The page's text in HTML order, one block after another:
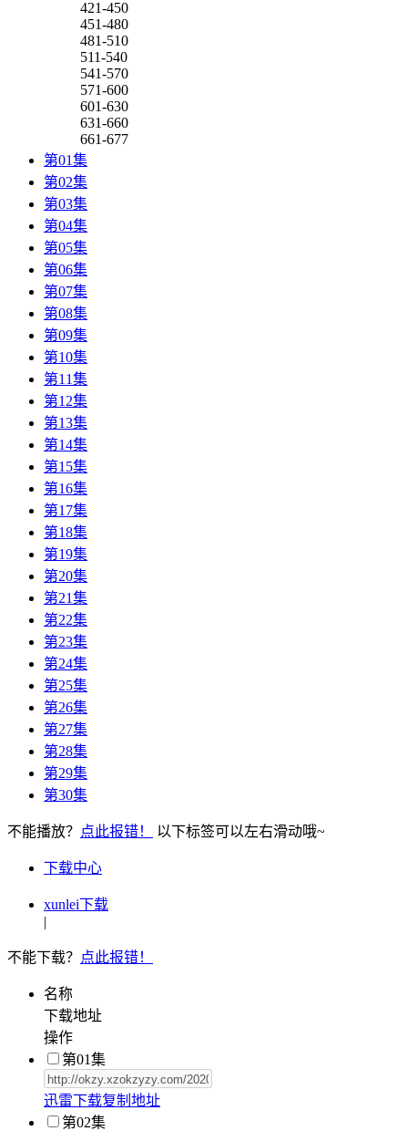
421-450
451-480
481-510
511-540
541-570
571-600
601-630
631-660
661-677
第01集
第02集
第03集
第04集
第05集
第06集
第07集
第08集
第09集
第10集
第11集
第12集
第13集
第14集
第15集
第16集
第17集
第18集
第19集
第20集
第21集
第22集
第23集
第24集
第25集
第26集
第27集
第28集
第29集
第30集
不能播放？ 点此报错！ 以下标签可以左右滑动哦~
下载中心
xunlei下载
|
不能下载？ 点此报错！
名称
下载地址
操作
第01集
迅雷下载复制 地址
第02集